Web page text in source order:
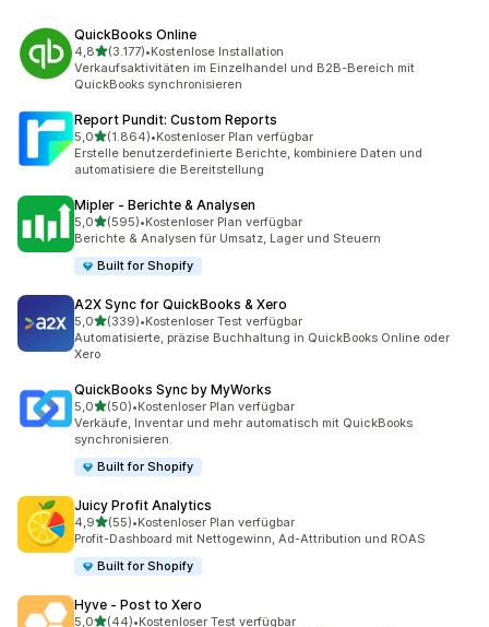
QuickBooks Online
4,8von 5 Sternen
(3.177)
3177 Rezensionen insgesamt
•Kostenlose Installation
Verkaufsaktivitäten im Einzelhandel und B2B-Bereich mit
QuickBooks synchronisieren
Report Pundit: Custom Reports
5,0von 5 Sternen
(1.864)
1864 Rezensionen insgesamt
•Kostenloser Plan verfügbar
Erstelle benutzerdefinierte Berichte, kombiniere Daten und
automatisiere die Bereitstellung
Mipler ‑ Berichte & Analysen
5,0von 5 Sternen
(595)
595 Rezensionen insgesamt
•Kostenloser Plan verfügbar
Berichte & Analysen für Umsatz, Lager und Steuern
Built for Shopify
A2X Sync for QuickBooks & Xero
5,0von 5 Sternen
(339)
339 Rezensionen insgesamt
•Kostenloser Test verfügbar
Automatisierte, präzise Buchhaltung in QuickBooks Online oder
Xero
QuickBooks Sync by MyWorks
5,0von 5 Sternen
(50)
50 Rezensionen insgesamt
•Kostenloser Plan verfügbar
Verkäufe, Inventar und mehr automatisch mit QuickBooks
synchronisieren.
Built for Shopify
Juicy Profit Analytics
4,9von 5 Sternen
(55)
55 Rezensionen insgesamt
•Kostenloser Plan verfügbar
Profit-Dashboard mit Nettogewinn, Ad-Attribution und ROAS
Built for Shopify
Hyve ‑ Post to Xero
5,0von 5 Sternen
(44)•Kostenloser Test verfügbar